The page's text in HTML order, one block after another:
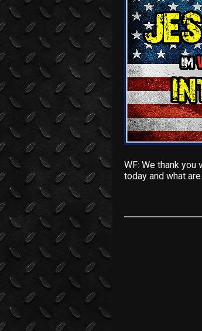
WF: We thank
today and what